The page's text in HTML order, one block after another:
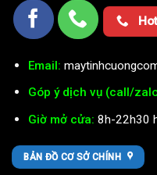
Email:
Góp ý dịch vụ (call/
Giờ mở cửa: 8h-22h30
BẢN ĐỒ CƠ SỞ CHÍNH